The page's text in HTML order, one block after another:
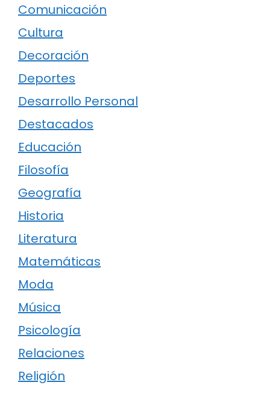
Comunicación
Cultura
Decoración
Deportes
Desarrollo Personal
Destacados
Educación
Filosofía
Geografía
Historia
Literatura
Matemáticas
Moda
Música
Psicología
Relaciones
Religión